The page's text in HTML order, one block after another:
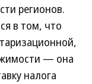
регионов.
в том, что
— она
налога